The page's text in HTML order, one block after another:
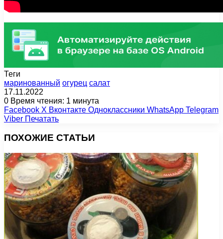
Теги
маринованный огурец салат
17.11.2022
0 Время чтения: 1 минута
Facebook X Вконтакте Одноклассники WhatsApp Telegram
Viber Печатать
ПОХОЖИЕ СТАТЬИ